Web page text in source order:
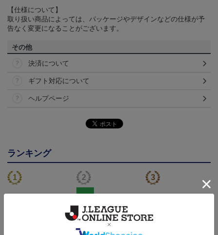
【仕様について】
取り扱い商品によっては、パッケージやデザインなどの仕様が予
告なく変更になることがございます。
その他
決済について
ギフト対応について
ヘルプページ
ランキング
NEW